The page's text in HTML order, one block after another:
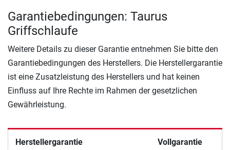
Garantiebedingungen: Taurus
Griffschlaufe
Weitere Details zu dieser Garantie entnehmen Sie bitte den
Garantiebedingungen des Herstellers. Die Herstellergarantie
ist eine Zusatzleistung des Herstellers und hat keinen
Einfluss auf Ihre Rechte im Rahmen der gesetzlichen
Gewährleistung.
Herstellergarantie Vollgarantie